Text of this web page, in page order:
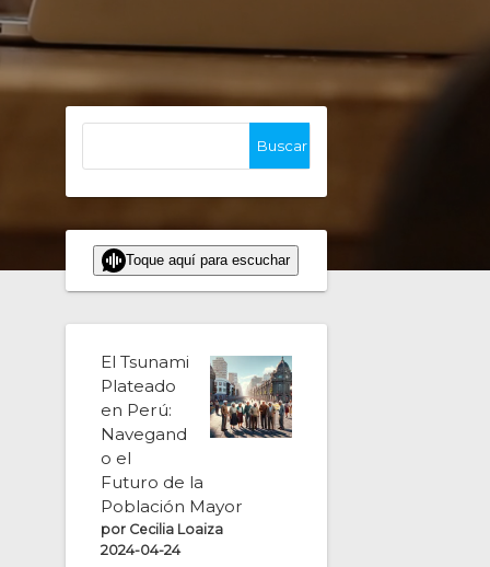
Toque aquí para escuchar
El Tsunami
Plateado
en Perú:
Navegand
o el
Futuro de la
Población Mayor
por Cecilia Loaiza
2024-04-24